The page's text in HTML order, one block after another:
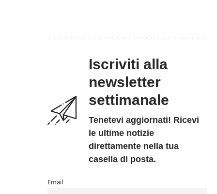
Iscriviti alla
newsletter
settimanale
Tenetevi aggiornati! Ricevi
le ultime notizie
direttamente nella tua
casella di posta.
Email